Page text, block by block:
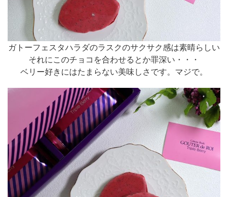
ガトーフェスタハラダのラスクのサクサク感は素晴らしい
それにこのチョコを合わせるとか罪深い・・・
ベリー好きにはたまらない美味しさです。マジで。